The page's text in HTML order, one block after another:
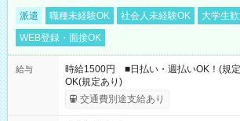
派遣 職種未経験OK 社会人未経験OK 大学生
WEB登録・面接OK
給与
時給1500円 ■日払い・週払いOK！(規
OK(規定あり)
交通費別途支給あり